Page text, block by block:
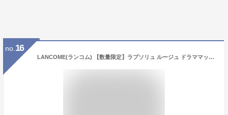
no. 16
LANCOME(ランコム) 【数量限定】ラプソリュ ルージュ ドラママット（限定パッケージ）